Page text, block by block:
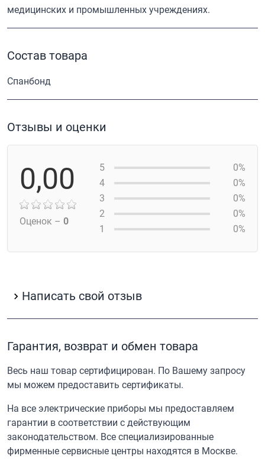
медицинских и промышленных учреждениях.
Состав товара
Спанбонд
Отзывы и оценки
0,00
Оценок – 0
5
0%
4
0%
3
0%
2
0%
1
0%
Написать свой отзыв
Гарантия, возврат и обмен товара
Весь наш товар сертифицирован. По Вашему запросу
мы можем предоставить сертификаты.
На все электрические приборы мы предоставляем
гарантии в соответствии с действующим
законодательством. Все специализированные
фирменные сервисные центры находятся в Москве.